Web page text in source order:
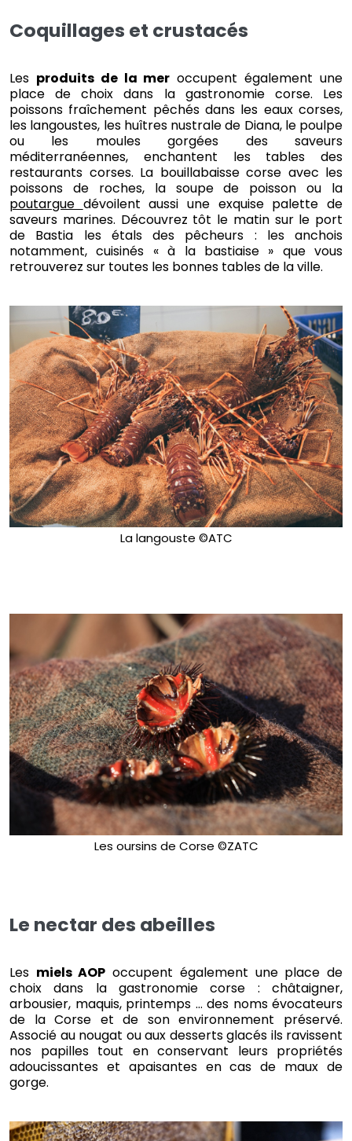
Coquillages et crustacés
Les produits de la mer occupent également une
place de choix dans la gastronomie corse. Les
poissons fraîchement pêchés dans les eaux corses,
les langoustes, les huîtres nustrale de Diana, le poulpe
ou les moules gorgées des saveurs
méditerranéennes, enchantent les tables des
restaurants corses. La bouillabaisse corse avec les
poissons de roches, la soupe de poisson ou la
poutargue dévoilent aussi une exquise palette de
saveurs marines. Découvrez tôt le matin sur le port
de Bastia les étals des pêcheurs : les anchois
notamment, cuisinés « à la bastiaise » que vous
retrouverez sur toutes les bonnes tables de la ville.
La langouste ©ATC
Les oursins de Corse ©ZATC
Le nectar des abeilles
Les miels AOP occupent également une place de
choix dans la gastronomie corse : châtaigner,
arbousier, maquis, printemps … des noms évocateurs
de la Corse et de son environnement préservé.
Associé au nougat ou aux desserts glacés ils ravissent
nos papilles tout en conservant leurs propriétés
adoucissantes et apaisantes en cas de maux de
gorge.